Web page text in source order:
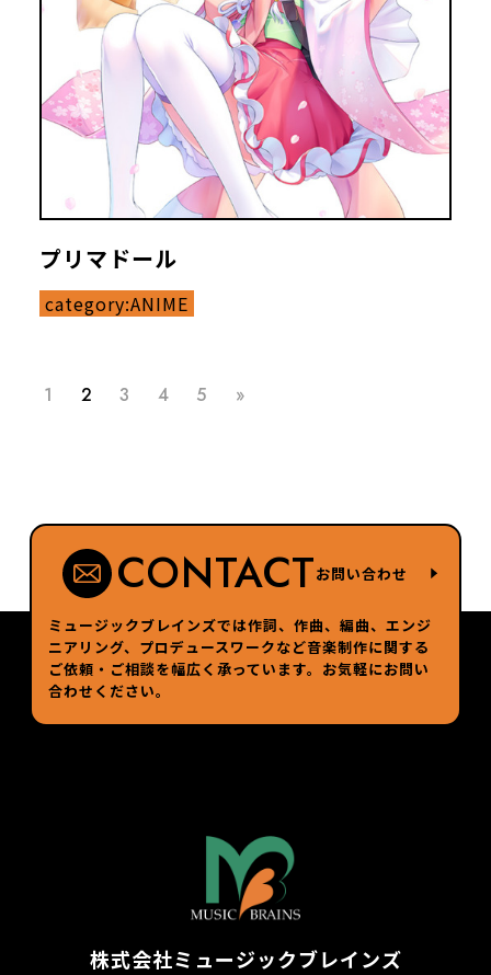
プリマドール
category:ANIME
1 2 3 4 5 »
CONTACTお問い合わせ
ミュージックブレインズでは作詞、作曲、編曲、エンジ
ニアリング、プロデュースワークなど音楽制作に関する
ご依頼・ご相談を幅広く承っています。お気軽にお問い
合わせください。
株式会社ミュージックブレインズ